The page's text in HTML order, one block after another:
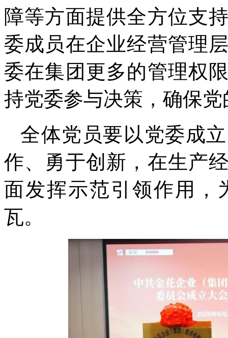
障等方面提供全方位支
委成员在企业经营管理
委在集团更多的管理权
持党委参与决策，确保
全体党员要以党委成
作、勇于创新，在生产
面发挥示范引领作用，
瓦。